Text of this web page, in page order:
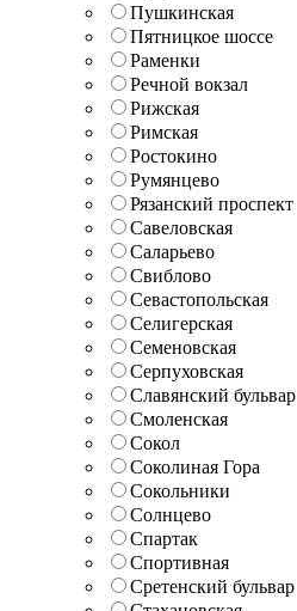
Пушкинская
Пятницкое шоссе
Раменки
Речной вокзал
Рижская
Римская
Ростокино
Румянцево
Рязанский проспект
Савеловская
Саларьево
Свиблово
Севастопольская
Селигерская
Семеновская
Серпуховская
Славянский бульвар
Смоленская
Сокол
Соколиная Гора
Сокольники
Солнцево
Спартак
Спортивная
Сретенский бульвар